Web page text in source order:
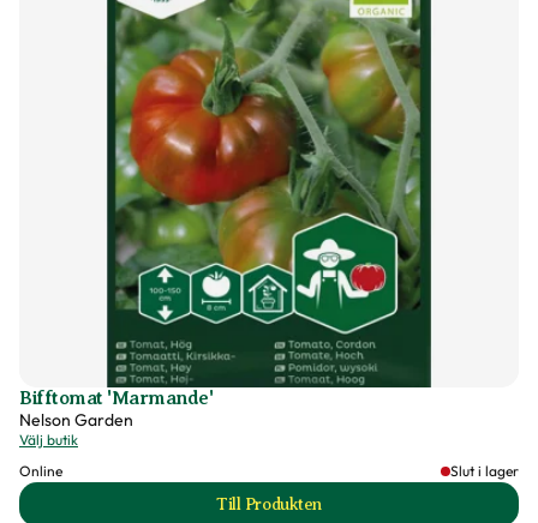
Bifftomat 'Marmande'
Nelson Garden
Välj butik
Online
Slut i lager
Till Produkten
till Bifftomat 'Marmande'